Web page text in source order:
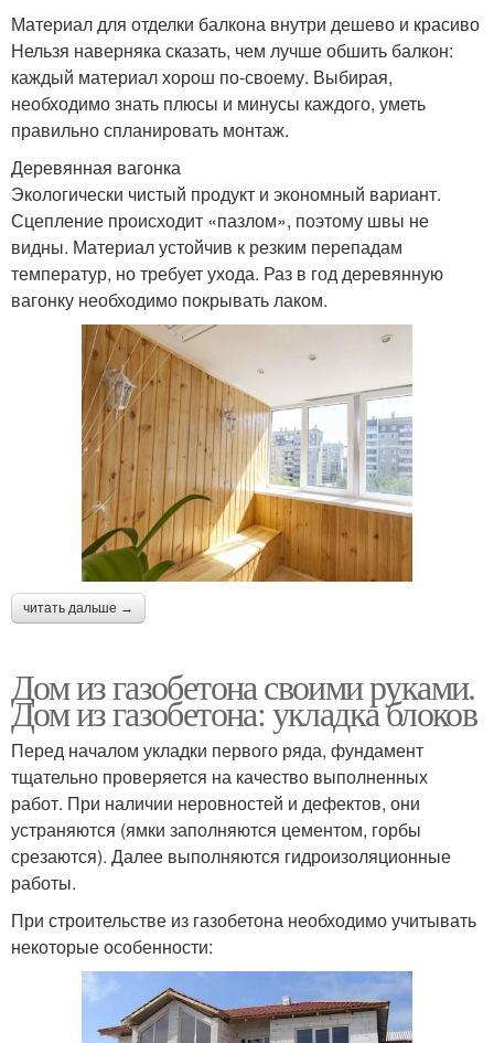
Материал для отделки балкона внутри дешево и красиво
Нельзя наверняка сказать, чем лучше обшить балкон:
каждый материал хорош по-своему. Выбирая,
необходимо знать плюсы и минусы каждого, уметь
правильно спланировать монтаж.
Деревянная вагонка
Экологически чистый продукт и экономный вариант.
Сцепление происходит «пазлом», поэтому швы не
видны. Материал устойчив к резким перепадам
температур, но требует ухода. Раз в год деревянную
вагонку необходимо покрывать лаком.
читать дальше →
Дом из газобетона своими руками.
Дом из газобетона: укладка блоков
Перед началом укладки первого ряда, фундамент
тщательно проверяется на качество выполненных
работ. При наличии неровностей и дефектов, они
устраняются (ямки заполняются цементом, горбы
срезаются). Далее выполняются гидроизоляционные
работы.
При строительстве из газобетона необходимо учитывать
некоторые особенности: